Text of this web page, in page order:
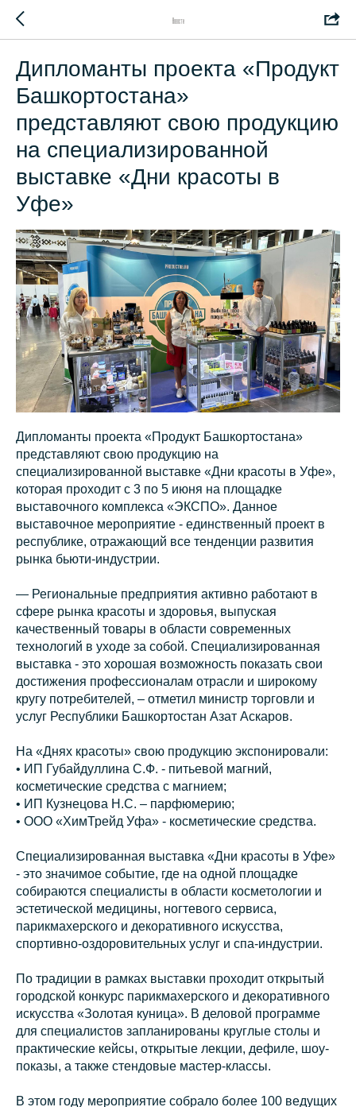
Новости
Дипломанты проекта «Продукт
Башкортостана»
представляют свою продукцию
на специализированной
выставке «Дни красоты в
Уфе»
Дипломанты проекта «Продукт Башкортостана»
представляют свою продукцию на
специализированной выставке «Дни красоты в Уфе»,
которая проходит с 3 по 5 июня на площадке
выставочного комплекса «ЭКСПО». Данное
выставочное мероприятие - единственный проект в
республике, отражающий все тенденции развития
рынка бьюти-индустрии.
— Региональные предприятия активно работают в
сфере рынка красоты и здоровья, выпуская
качественный товары в области современных
технологий в уходе за собой. Специализированная
выставка - это хорошая возможность показать свои
достижения профессионалам отрасли и широкому
кругу потребителей, – отметил министр торговли и
услуг Республики Башкортостан Азат Аскаров.
На «Днях красоты» свою продукцию экспонировали:
• ИП Губайдуллина С.Ф. - питьевой магний,
косметические средства с магнием;
• ИП Кузнецова Н.С. – парфюмерию;
• ООО «ХимТрейд Уфа» - косметические средства.
Специализированная выставка «Дни красоты в Уфе»
- это значимое событие, где на одной площадке
собираются специалисты в области косметологии и
эстетической медицины, ногтевого сервиса,
парикмахерского и декоративного искусства,
спортивно-оздоровительных услуг и спа-индустрии.
По традиции в рамках выставки проходит открытый
городской конкурс парикмахерского и декоративного
искусства «Золотая куница». В деловой программе
для специалистов запланированы круглые столы и
практические кейсы, открытые лекции, дефиле, шоу-
показы, а также стендовые мастер-классы.
В этом году мероприятие собрало более 100 ведущих